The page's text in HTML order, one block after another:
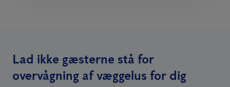
Lad ikke gæsterne stå for
overvågning af væggelus for dig